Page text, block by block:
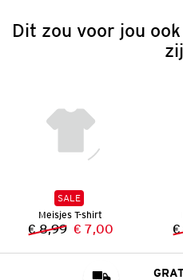
Dit zou voor jou
SALE
Meisjes T-shirt
Vorige prijs:
€ 8,99 Nieuwe prijs:
€ 7,00 €